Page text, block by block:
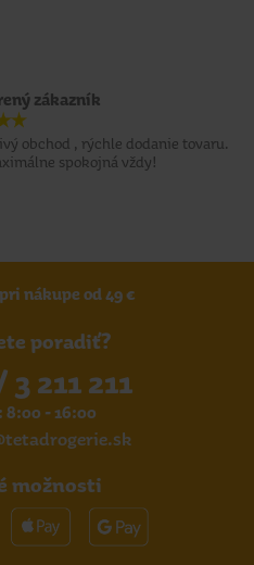
zákazník
obchod , rýchle dodanie tovaru.
spokojná vždy!
nákupe od 49 €
poradiť?
3 211 211
8:00 - 16:00
možnosti